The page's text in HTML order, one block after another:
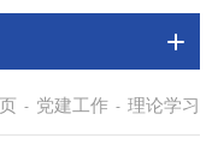
- 党建工作 - 理论学习